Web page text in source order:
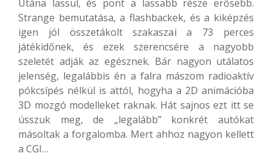
Utána lassul, és pont a lassabb része erősebb.
Strange bemutatása, a flashbackek, és a kiképzés
igen jól összetákolt szakaszai a 73 perces
játékidőnek, és ezek szerencsére a nagyobb
szeletét adják az egésznek. Bár nagyon utálatos
jelenség, legalábbis én a falra mászom radioaktív
pókcsípés nélkül is attól, hogyha a 2D animációba
3D mozgó modelleket raknak. Hát sajnos ezt itt se
ússzuk meg, de „legalább” konkrét autókat
másoltak a forgalomba. Mert ahhoz nagyon kellett
a CGI…